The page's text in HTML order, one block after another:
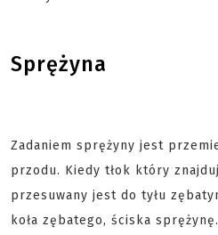
Sprężyna
Zadaniem sprężyny jest
przodu. Kiedy tłok który
przesuwany jest do tyłu
koła zębatego, ściska